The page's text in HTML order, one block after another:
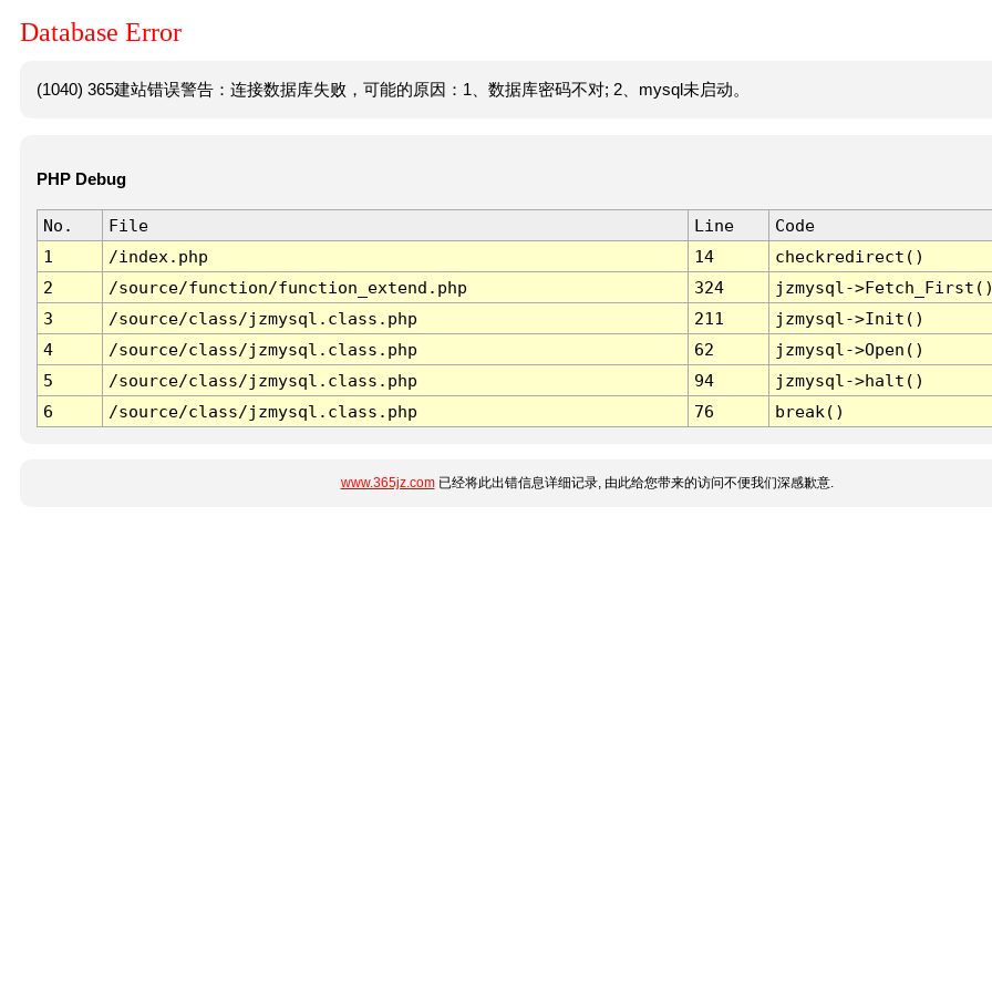
Database Error
(1040) 365建站错误警告：连接数据库失败，可能的原因：1、数据库密码不对; 2、mysql未启动。
PHP Debug
No. File Line
Code
1
/index.php 14
checkredirect()
2
/source/function/function_extend.php 324
jzmysql-
3
/source/class/jzmysql.class.php 211
jzmysql->Init()
4
/source/class/jzmysql.class.php 62
jzmysql->Open()
5
/source/class/jzmysql.class.php 94
jzmysql->halt()
6
/source/class/jzmysql.class.php 76 break()
www.365jz.com已经将此出错信息详细记录, 由此给您带来的访问不便我们深感歉意.